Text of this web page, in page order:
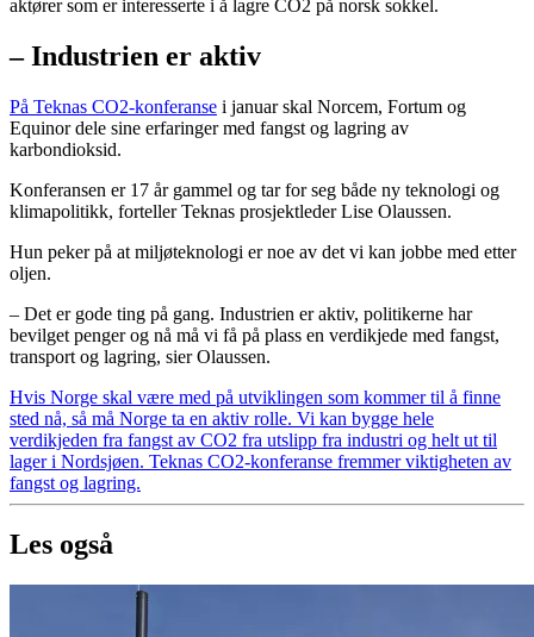
aktører som er interesserte i å lagre CO2 på norsk sokkel.
– Industrien er aktiv
På Teknas CO2-konferanse i januar skal Norcem, Fortum og
Equinor dele sine erfaringer med fangst og lagring av
karbondioksid.
Konferansen er 17 år gammel og tar for seg både ny teknologi og
klimapolitikk, forteller Teknas prosjektleder Lise Olaussen.
Hun peker på at miljøteknologi er noe av det vi kan jobbe med etter
oljen.
– Det er gode ting på gang. Industrien er aktiv, politikerne har
bevilget penger og nå må vi få på plass en verdikjede med fangst,
transport og lagring, sier Olaussen.
Hvis Norge skal være med på utviklingen som kommer til å finne
sted nå, så må Norge ta en aktiv rolle. Vi kan bygge hele
verdikjeden fra fangst av CO2 fra utslipp fra industri og helt ut til
lager i Nordsjøen. Teknas CO2-konferanse fremmer viktigheten av
fangst og lagring.
Les også